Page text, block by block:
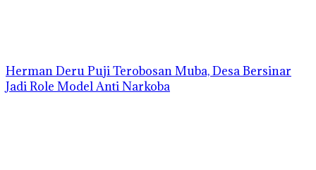
Herman Deru Puji Terobosan Muba, Desa Bersinar
Jadi Role Model Anti Narkoba